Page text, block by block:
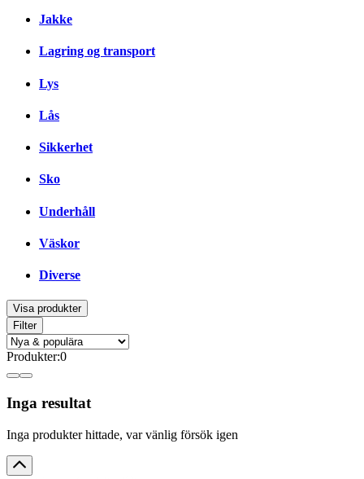
Jakke
Lagring og transport
Lys
Lås
Sikkerhet
Sko
Underhåll
Väskor
Diverse
Visa produkter
Filter
Produkter:0
Inga resultat
Inga produkter hittade, var vänlig försök igen